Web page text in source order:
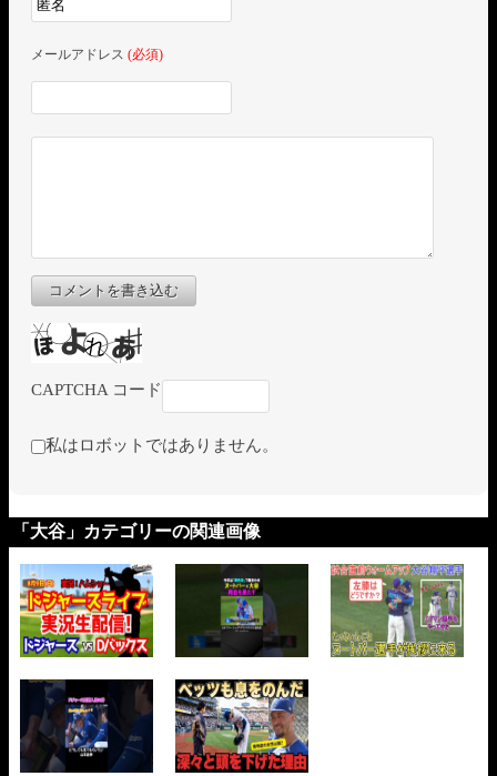
メールアドレス (必須)
コメントを書き込む
CAPTCHA コード
私はロボットではありません。
「大谷」カテゴリーの関連画像